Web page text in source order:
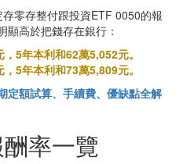
零存整付跟投資ETF 0050的報
高於把錢存在銀行：
5年本利和62萬5,052元。
5年本利和73萬5,809元。
定額試算、手續費、優缺點全解
率一覽